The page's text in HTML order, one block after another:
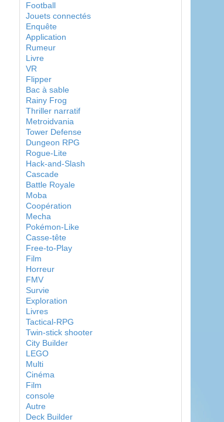
Football
Jouets connectés
Enquête
Application
Rumeur
Livre
VR
Flipper
Bac à sable
Rainy Frog
Thriller narratif
Metroidvania
Tower Defense
Dungeon RPG
Rogue-Lite
Hack-and-Slash
Cascade
Battle Royale
Moba
Coopération
Mecha
Pokémon-Like
Casse-tête
Free-to-Play
Film
Horreur
FMV
Survie
Exploration
Livres
Tactical-RPG
Twin-stick shooter
City Builder
LEGO
Multi
Cinéma
Film
console
Autre
Deck Builder